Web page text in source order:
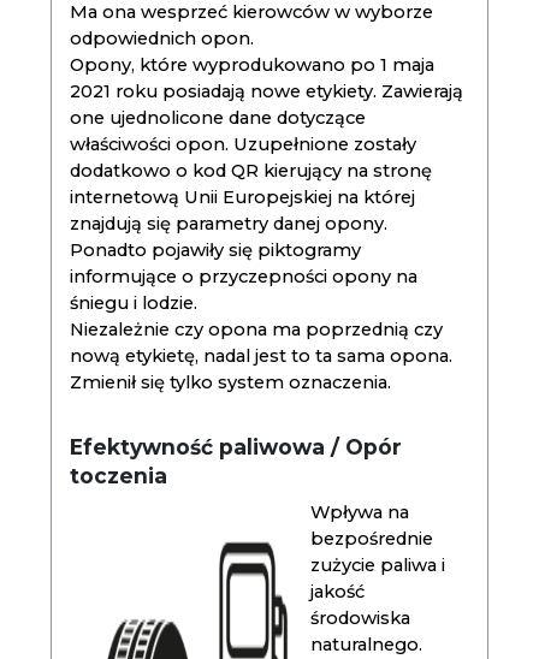
Ma ona wesprzeć kierowców w wyborze
odpowiednich opon.
Opony, które wyprodukowano po 1 maja
2021 roku posiadają nowe etykiety. Zawierają
one ujednolicone dane dotyczące
właściwości opon. Uzupełnione zostały
dodatkowo o kod QR kierujący na stronę
internetową Unii Europejskiej na której
znajdują się parametry danej opony.
Ponadto pojawiły się piktogramy
informujące o przyczepności opony na
śniegu i lodzie.
Niezależnie czy opona ma poprzednią czy
nową etykietę, nadal jest to ta sama opona.
Zmienił się tylko system oznaczenia.
Efektywność paliwowa / Opór
toczenia
Wpływa na
bezpośrednie
zużycie paliwa i
jakość
środowiska
naturalnego.